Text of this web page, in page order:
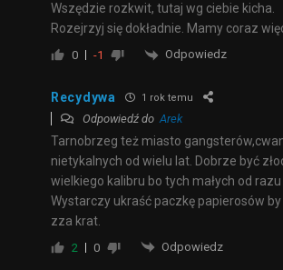
Wszędzie rozkwit, tutaj wg ciebie kicha.
Rozejrzyj się dokładnie. Mamy coraz
0 -1 Odpowiedz
Recydywa 1 rok temu
Odpowiedź do Arek
Tarnobrzeg też miasto
nietykalnych od wielu lat. Dobrze być
wielkiego kalibru bo tych małych od
Wystarczy ukraść paczkę papierosów by
zza krat.
2 0 Odpowiedz